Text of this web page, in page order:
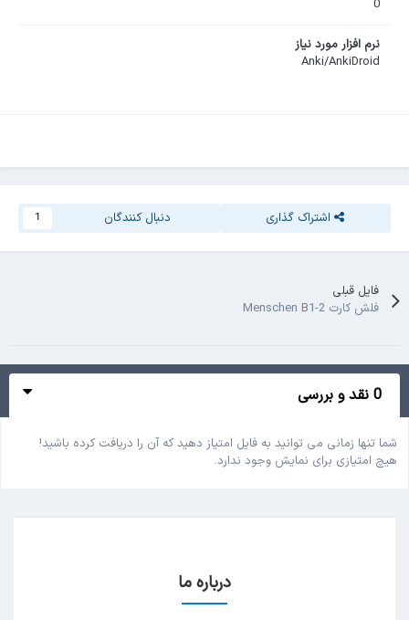
0
نرم افزار مورد نیاز
Anki/AnkiDroid
اشتراک گذاری دنبال کنندگان 1
فایل قبلی
فلش کارت Menschen B1-2
0 نقد و بررسی
شما تنها زمانی می توانید به فایل امتیاز دهید که آن را دریافت کرده باشید!
هیچ امتیازی برای نمایش وجود ندارد.
درباره ما